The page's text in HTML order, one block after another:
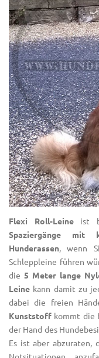
Flexi Roll-Leine ist
Spaziergänge mit
Hunderassen, wenn
Schleppleine führen
die 5 Meter lange
Leine kann damit zu
dabei die freien
Kunststoff kommt die
der Hand des
Es ist aber abzuraten,